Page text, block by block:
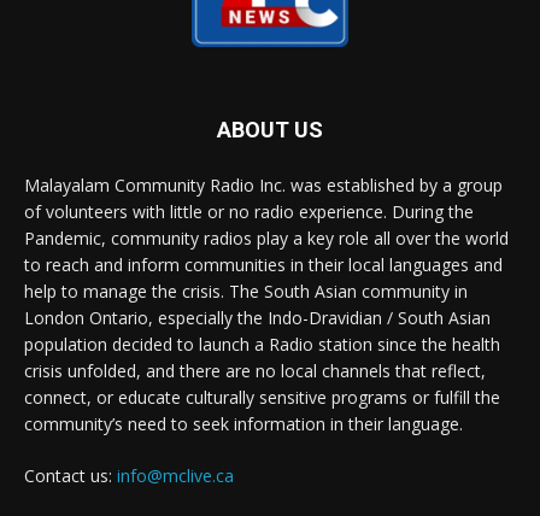
ABOUT US
Malayalam Community Radio Inc. was established by a group
of volunteers with little or no radio experience. During the
Pandemic, community radios play a key role all over the world
to reach and inform communities in their local languages and
help to manage the crisis. The South Asian community in
London Ontario, especially the Indo-Dravidian / South Asian
population decided to launch a Radio station since the health
crisis unfolded, and there are no local channels that reflect,
connect, or educate culturally sensitive programs or fulfill the
community’s need to seek information in their language.
Contact us: info@mclive.ca